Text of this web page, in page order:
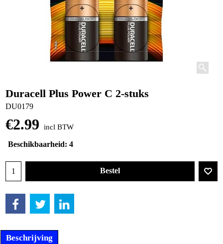
Duracell Plus Power C 2-stuks
DU0179
€2.99 incl BTW
Beschikbaarheid: 4
Bestel
Beschrijving